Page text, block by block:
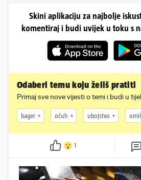
Skini aplikaciju za najbolje
komentiraj i budi uvijek u toku s
Odaberi temu koju želiš pratiti
Primaj sve nove vijesti o temi i budi u
bager očuh ubojstvo
1